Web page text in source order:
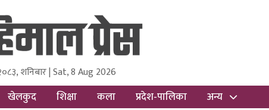
Media and Research Pvt Ltd.
शनिबार | Sat, 8 Aug 2026
खेलकुद शिक्षा कला प्रदेश-पालिका अन्य